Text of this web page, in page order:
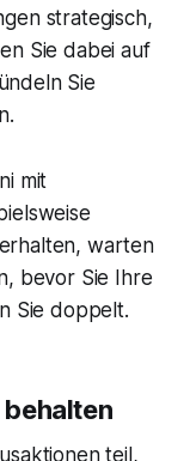
strategisch,
Sie dabei auf
Sie
mit
warten
bevor Sie Ihre
Sie doppelt.
teil,